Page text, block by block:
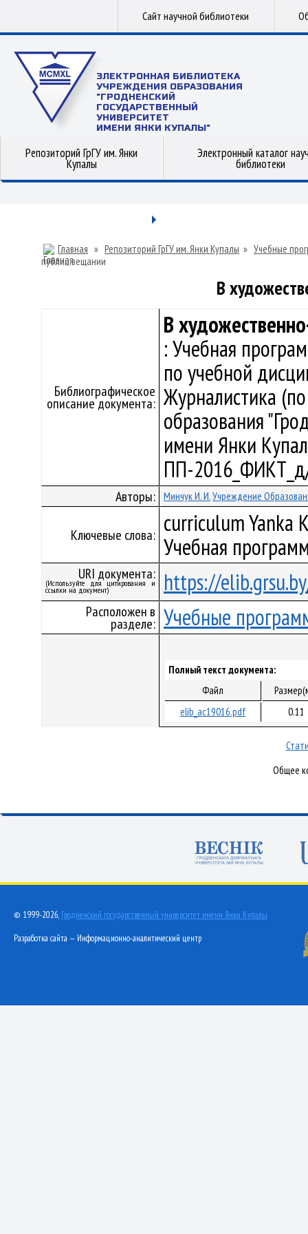
Сайт научной библиотеки
ЭЛЕКТРОННАЯ БИБЛИОТЕКА
УЧРЕЖДЕНИЯ ОБРАЗОВАНИЯ
"ГРОДНЕНСКИЙ
ГОСУДАРСТВЕННЫЙ
УНИВЕРСИТЕТ
ИМЕНИ ЯНКИ КУПАЛЫ"
Репозиторий ГрГУ им. Янки
Купалы
Электронный каталог
библиотеки
Главная » Репозиторий ГрГУ им. Янки Купалы » Учебные
публиц.вещании
В
Библиографическое
описание документа:
В
: Учебная
по учебной
Журналистика
образования
имени Янки
ПП-
Авторы: Минчук И. И.Учреждение
Ключевые слова: curriculum Yanka
Учебная
URI документа:
(Используйте для цитирования и
ссылки на документ) https://
Расположен в
разделе: Учебные
Полный текст документа:
Файл
elib_ac19016.pdf
0.11
Общее
© 1999-2026, Гродненский государственный университет имени Янки Купалы
Разработка сайта — Информационно-аналитический центр